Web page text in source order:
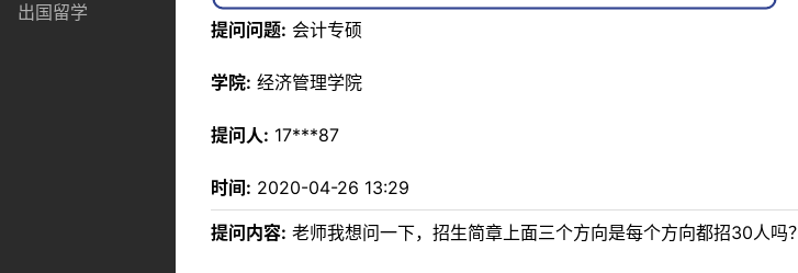
出国留学
提问问题: 会计专硕
学院: 经济管理学院
提问人: 17***87
时间: 2020-04-26 13:29
提问内容: 老师我想问一下，招生简章上面三个方向是每个方向都招30人吗？